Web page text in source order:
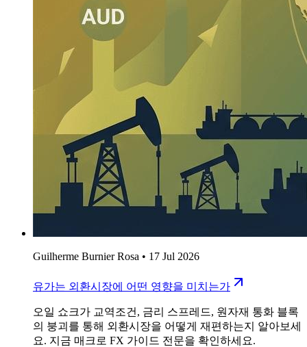
Guilherme Burnier Rosa • 17 Jul 2026
유가는 외환시장에 어떤 영향을 미치는가
오일 쇼크가 교역조건, 금리 스프레드, 원자재 통화 블록
의 붕괴를 통해 외환시장을 어떻게 재편하는지 알아보세
요. 지금 매크로 FX 가이드 전문을 확인하세요.